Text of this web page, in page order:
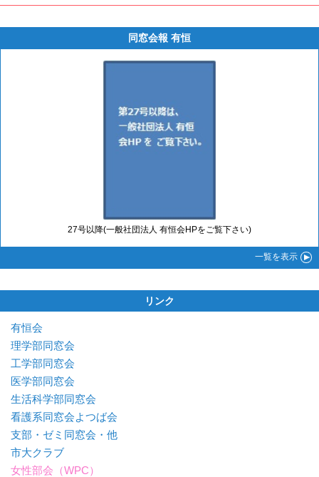
同窓会報 有恒
27号以降(一般社団法人 有恒会HPをご覧下さい)
一覧を表示
リンク
有恒会
理学部同窓会
工学部同窓会
医学部同窓会
生活科学部同窓会
看護系同窓会よつば会
支部・ゼミ同窓会・他
市大クラブ
女性部会（WPC）